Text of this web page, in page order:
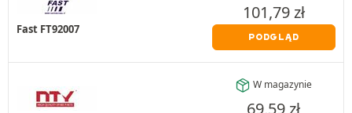
Fast FT92007
101,79zł
PODGLĄD
W magazynie
69,59zł